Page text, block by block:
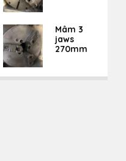
Mâm 3
jaws
270mm